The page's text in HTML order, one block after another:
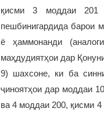
қисми 3 моддаи 201
пешбинигардида барои
ё ҳаммонанди
маҳдудиятҳои дар
9) шахсоне, ки ба
ҷиноятҳои дар моддаи
ва 4 моддаи 200, қисми